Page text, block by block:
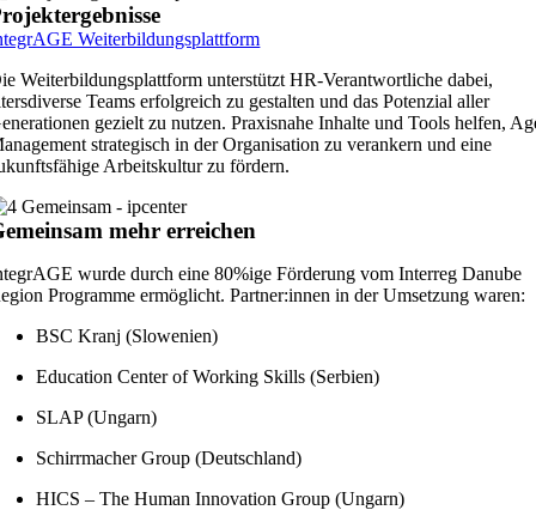
Weiterbildungsplattform
Weiterbildungsplattform unterstützt HR-Verantwortliche dabei,
Teams erfolgreich zu gestalten und das Potenzial aller
gezielt zu nutzen. Praxisnahe Inhalte und Tools helfen,
strategisch in der Organisation zu verankern und eine
Arbeitskultur zu fördern.
mehr erreichen
wurde durch eine 80%ige Förderung vom Interreg Danube
Programme ermöglicht. Partner:innen in der Umsetzung waren:
BSC Kranj (Slowenien)
Education Center of Working Skills (Serbien)
SLAP (Ungarn)
Schirrmacher Group (Deutschland)
HICS – The Human Innovation Group (Ungarn)